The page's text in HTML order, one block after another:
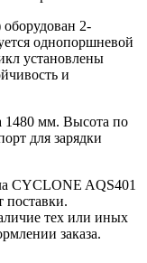
2-
однопоршневой
установлены
и
1480 мм. Высота по
для зарядки
CYCLONE AQS401
поставки.
тех или иных
заказа.